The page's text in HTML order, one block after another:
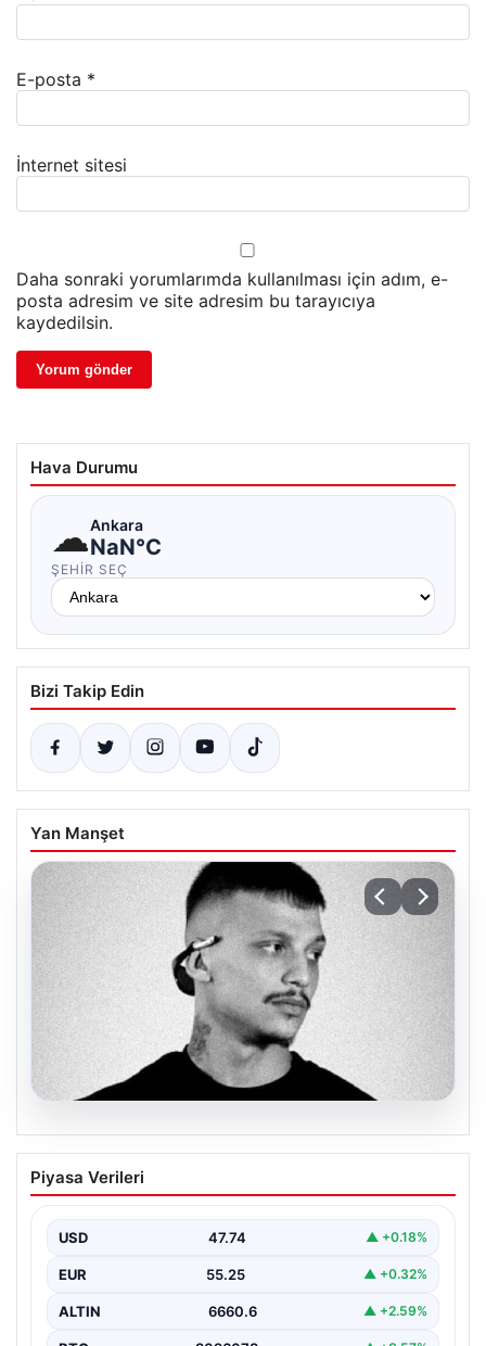
E-posta *
İnternet sitesi
Daha sonraki yorumlarımda kullanılması için adım, e-
posta adresim ve site adresim bu tarayıcıya
kaydedilsin.
Hava Durumu
☁Ankara
NaN°C
ŞEHIR SEÇ
Bizi Takip Edin
Yan Manşet
Klibinde silah kullanan rapçi Yuşa
Keskin ile 3 şüpheli adli kontrol ile
Piyasa Verileri
USD 47.74 ▲ +0.18%
EUR 55.25 ▲ +0.32%
ALTIN 6660.6 ▲ +2.59%